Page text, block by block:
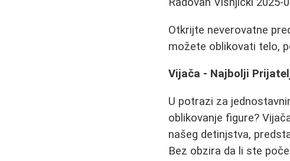
Otkrijte neverovatne
možete oblikovati telo,
Vijača - Najbolji
U potrazi za
oblikovanje figure?
našeg detinjstva,
Bez obzira da li ste